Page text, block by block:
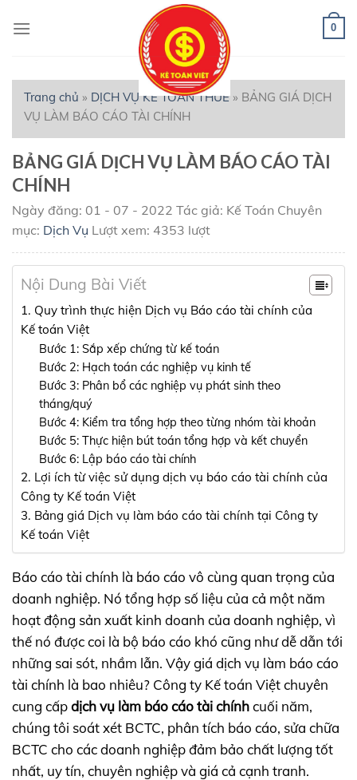
0
Trang chủ » DỊCH VỤ KẾ TOÁN THUẾ» BẢNG GIÁ DỊCH
VỤ LÀM BÁO CÁO TÀI CHÍNH
BẢNG GIÁ DỊCH VỤ LÀM BÁO CÁO TÀI
CHÍNH
Ngày đăng: 01 - 07 - 2022 Tác giả: Kế Toán Chuyên
mục: Dịch Vụ Lượt xem: 4353 lượt
Nội Dung Bài Viết
1. Quy trình thực hiện Dịch vụ Báo cáo tài chính của
Kế toán Việt
Bước 1: Sắp xếp chứng từ kế toán
Bước 2: Hạch toán các nghiệp vụ kinh tế
Bước 3: Phân bổ các nghiệp vụ phát sinh theo
tháng/quý
Bước 4: Kiểm tra tổng hợp theo từng nhóm tài khoản
Bước 5: Thực hiện bút toán tổng hợp và kết chuyển
Bước 6: Lập báo cáo tài chính
2. Lợi ích từ việc sử dụng dịch vụ báo cáo tài chính của
Công ty Kế toán Việt
3. Bảng giá Dịch vụ làm báo cáo tài chính tại Công ty
Kế toán Việt
Báo cáo tài chính là báo cáo vô cùng quan trọng của
doanh nghiệp. Nó tổng hợp số liệu của cả một năm
hoạt động sản xuất kinh doanh của doanh nghiệp, vì
thế nó được coi là bộ báo cáo khó cũng như dễ dẫn tới
những sai sót, nhầm lẫn. Vậy giá dịch vụ làm báo cáo
tài chính là bao nhiêu? Công ty Kế toán Việt chuyên
cung cấpdịch vụ làm báo cáo tài chínhcuối năm,
chúng tôi soát xét BCTC, phân tích báo cáo, sửa chữa
BCTC cho các doanh nghiệp đảm bảo chất lượng tốt
nhất, uy tín, chuyên nghiệp và giá cả cạnh tranh.